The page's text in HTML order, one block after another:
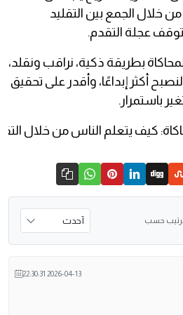
خلال الجمع بين التقليد
عجلة التقدم.
بطريقة ذكية، نراقب ونقلد،
أكثر إبداعًا، وأقدر على تحقيق
باستمرار.
حسب
2026-04-13 22:30:31